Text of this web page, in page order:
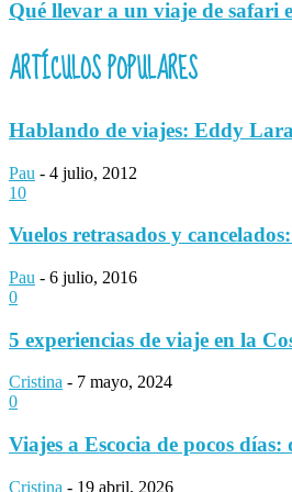
Qué llevar a un viaje de safari
ARTÍCULOS POPULARES
Hablando de viajes: Eddy
Pau - 4 julio, 2012
10
Vuelos retrasados y
Pau - 6 julio, 2016
0
5 experiencias de viaje en la
Cristina - 7 mayo, 2024
0
Viajes a Escocia de pocos
Cristina - 19 abril, 2026